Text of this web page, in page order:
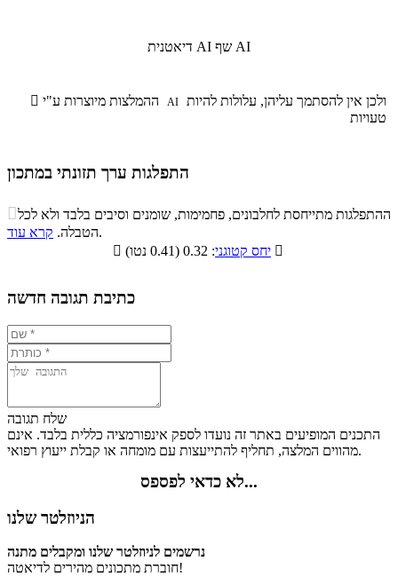
דיאטנית AI שף AI
 AI
טעויות
התפלגות ערך תזונתי במתכון
התפלגות ערך תזונתי במתכון
סיבים
תזונתיים
שומנים חלבונים
17.7% 47.9%
ההתפלגות מתייחסת לחלבונים, פחמימות, שומנים וסיבים בלבד ולא לכל
הטבלה. קרא עוד
.

יחס קטוגני 
כתיבת תגובה חדשה
שלח תגובה
התכנים המופיעים באתר זה נועדו לספק אינפורמציה כללית בלבד. אינם
מהווים המלצה, תחליף להתייעצות עם מומחה או קבלת ייעוץ רפואי.
לא כדאי לפספס...
הניוזלטר שלנו
נרשמים לניוזלטר שלנו ומקבלים מתנה
חוברת מתכונים מהירים לדיאטה!